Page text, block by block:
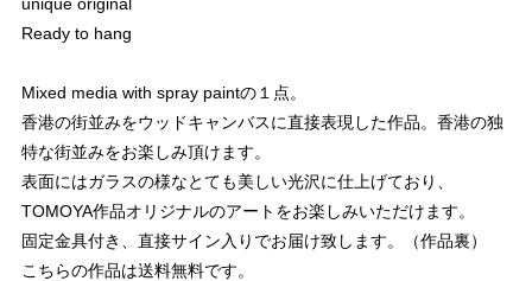
Ready to hang
Mixed media with spray paintの１点。
香港の街並みをウッドキャンバスに直接表現した作品。香港の独
特な街並みをお楽しみ頂けます。
表面にはガラスの様なとても美しい光沢に仕上げており、
TOMOYA作品オリジナルのアートをお楽しみいただけます。
固定金具付き、直接サイン入りでお届け致します。（作品裏）
こちらの作品は送料無料です。